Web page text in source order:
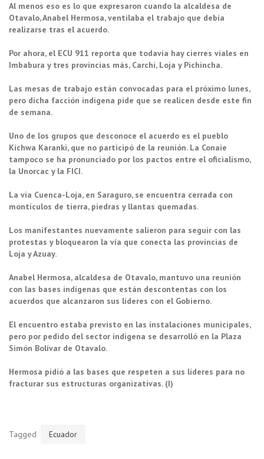
Al menos eso es lo que expresaron cuando la alcaldesa de
Otavalo, Anabel Hermosa, ventilaba el trabajo que debía
realizarse tras el acuerdo.
Por ahora, el ECU 911 reporta que todavía hay cierres viales en
Imbabura y tres provincias más, Carchi, Loja y Pichincha.
Las mesas de trabajo están convocadas para el próximo lunes,
pero dicha facción indígena pide que se realicen desde este fin
de semana.
Uno de los grupos que desconoce el acuerdo es el pueblo
Kichwa Karanki, que no participó de la reunión. La Conaie
tampoco se ha pronunciado por los pactos entre el oficialismo,
la Unorcac y la FICI.
La vía Cuenca-Loja, en Saraguro, se encuentra cerrada con
montículos de tierra, piedras y llantas quemadas.
Los manifestantes nuevamente salieron para seguir con las
protestas y bloquearon la vía que conecta las provincias de
Loja y Azuay.
Anabel Hermosa, alcaldesa de Otavalo, mantuvo una reunión
con las bases indígenas que están descontentas con los
acuerdos que alcanzaron sus líderes con el Gobierno.
El encuentro estaba previsto en las instalaciones municipales,
pero por pedido del sector indígena se desarrolló en la Plaza
Simón Bolívar de Otavalo.
Hermosa pidió a las bases que respeten a sus líderes para no
fracturar sus estructuras organizativas. (I)
Tagged Ecuador